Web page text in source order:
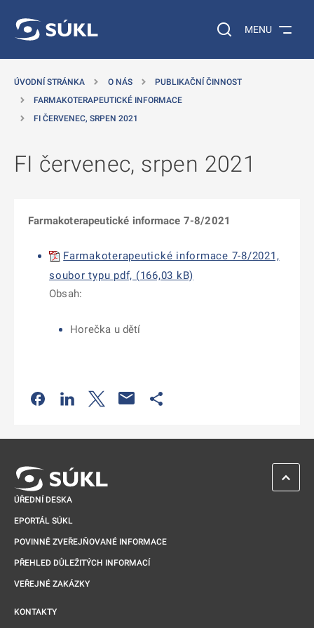
Vyhledávání na
MENU
ÚVODNÍ STRÁNKA O NÁS
PUBLIKAČNÍ ČINNOST
FARMAKOTERAPEUTICKÉ INFORMACE
FI ČERVENEC, SRPEN 2021
FI červenec, srpen 2021
Farmakoterapeutické informace 7-8/2021
Farmakoterapeutické informace 7-8/2021,
soubor typu pdf, (166,03 kB)
Obsah:
Horečka u dětí
Odkaz se otevře na nové kartě
Odkaz se otevře na nové kartě
Odkaz se otevře na nové kartě
ÚŘEDNÍ DESKA
EPORTÁL SÚKL
POVINNĚ ZVEŘEJŇOVANÉ INFORMACE
PŘEHLED DŮLEŽITÝCH INFORMACÍ
VEŘEJNÉ ZAKÁZKY
KONTAKTY
ZPĚT